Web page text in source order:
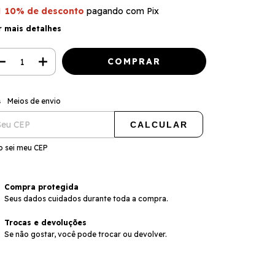
10% de desconto pagando com Pix
mais detalhes
para o CEP:
Meios de envio
CALCULAR
sei meu CEP
Compra protegida
Seus dados cuidados durante toda a compra.
Trocas e devoluções
Se não gostar, você pode trocar ou devolver.